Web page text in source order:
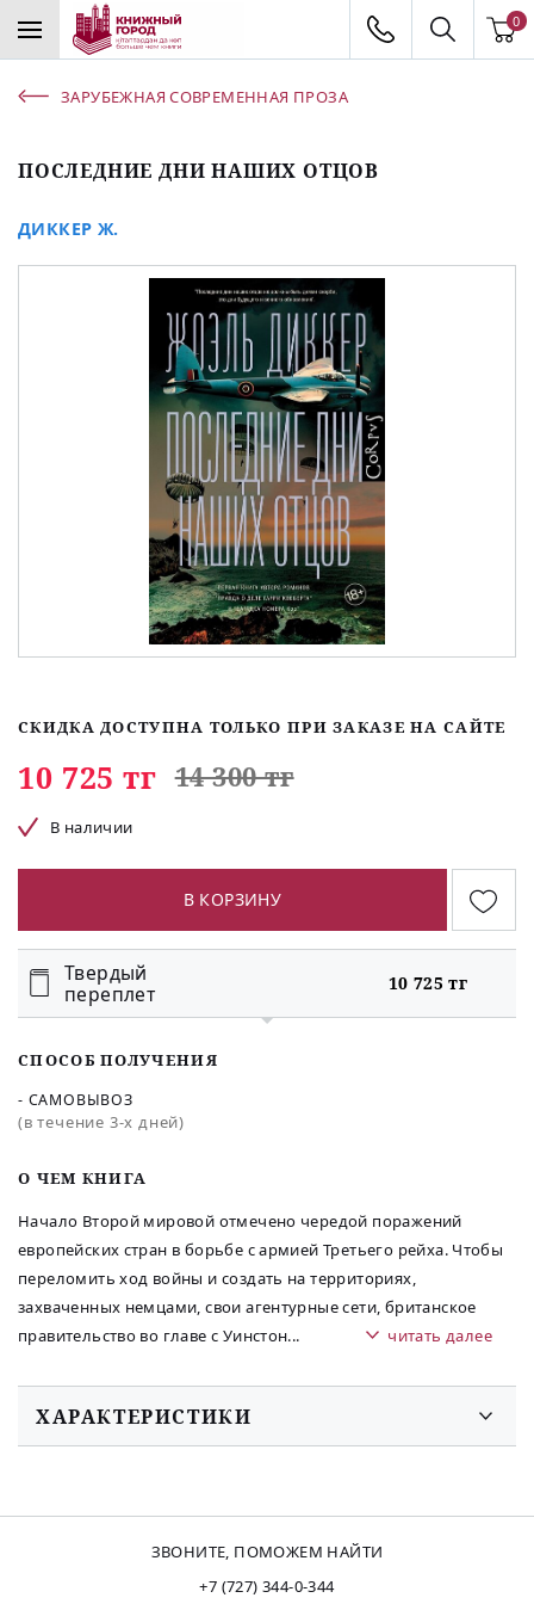
0
ЗАРУБЕЖНАЯ СОВРЕМЕННАЯ ПРОЗА
ПОСЛЕДНИЕ ДНИ НАШИХ ОТЦОВ
ДИККЕР Ж.
O ЧЕМ КНИГА
Начало Второй мировой отмечено чередой поражений
европейских стран в борьбе с армией Третьего рейха. Чтобы
переломить ход войны и создать на территориях,
захваченных немцами, свои агентурные сети, британское
правительство во главе с Уинстон... читать далее
СКИДКА ДОСТУПНА ТОЛЬКО ПРИ ЗАКАЗЕ НА САЙТЕ
10 725 тг 14 300 тг
В наличии
В КОРЗИНУ
Твердый
переплет
10 725 тг
СПОСОБ ПОЛУЧЕНИЯ
- САМОВЫВОЗ
(в течение 3-х дней)
ХАРАКТЕРИСТИКИ
ЗВОНИТЕ, ПОМОЖЕМ НАЙТИ
+7 (727) 344-0-344